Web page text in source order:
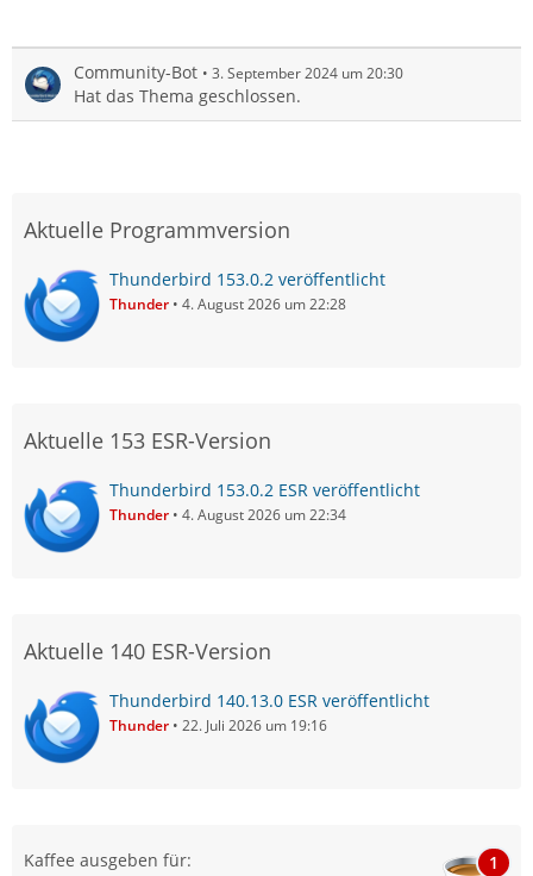
Community-Bot 3. September 2024 um 20:30
Hat das Thema geschlossen.
Aktuelle Programmversion
Thunderbird 153.0.2 veröffentlicht
Thunder 4. August 2026 um 22:28
Aktuelle 153 ESR-Version
Thunderbird 153.0.2 ESR veröffentlicht
Thunder 4. August 2026 um 22:34
Aktuelle 140 ESR-Version
Thunderbird 140.13.0 ESR veröffentlicht
Thunder 22. Juli 2026 um 19:16
Kaffee ausgeben für: 1